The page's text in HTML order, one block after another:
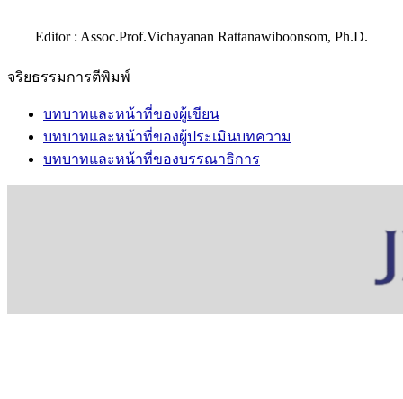
Editor : Assoc.Prof.Vichayanan Rattanawiboonsom, Ph.D.
จริยธรรมการตีพิมพ์
บทบาทและหน้าที่ของผู้เขียน
บทบาทและหน้าที่ของผู้ประเมินบทความ
บทบาทและหน้าที่ของบรรณาธิการ